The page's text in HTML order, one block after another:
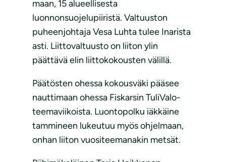
maan, 15 alueellisesta
luonnonsuojelupiiristä. Valtuuston
puheenjohtaja Vesa Luhta tulee Inarista
asti. Liittovaltuusto on liiton ylin
päättävä elin liittokokousten välillä.
Päätösten ohessa kokousväki pääsee
nauttimaan ohessa Fiskarsin TuliValo-
teemaviikoista. Luontopolku iäkkäine
tammineen lukeutuu myös ohjelmaan,
onhan liiton vuositeemanakin metsät.